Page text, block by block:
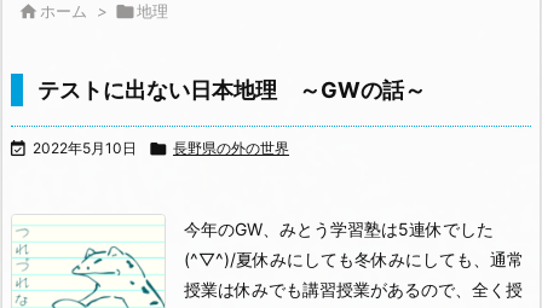
 ホーム > 地理
テストに出ない日本地理 ～GWの話～
 2022年5月10日  長野県の外の世界
今年のGW、みとう学習塾は5連休でした
(^▽^)/夏休みにしても冬休みにしても、通常
授業は休みでも講習授業があるので、全く授